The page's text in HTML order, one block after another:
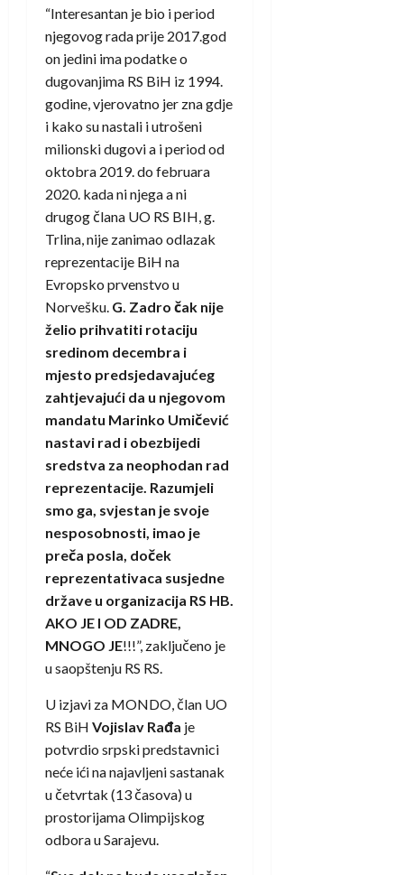
“Interesantan je bio i period
njegovog rada prije 2017.god
on jedini ima podatke o
dugovanjima RS BiH iz 1994.
godine, vjerovatno jer zna gdje
i kako su nastali i utrošeni
milionski dugovi a i period od
oktobra 2019. do februara
2020. kada ni njega a ni
drugog člana UO RS BIH, g.
Trlina, nije zanimao odlazak
reprezentacije BiH na
Evropsko prvenstvo u
Norvešku. G. Zadro čak nije
želio prihvatiti rotaciju
sredinom decembra i
mjesto predsjedavajućeg
zahtjevajući da u njegovom
mandatu Marinko Umičević
nastavi rad i obezbijedi
sredstva za neophodan rad
reprezentacije. Razumjeli
smo ga, svjestan je svoje
nesposobnosti, imao je
preča posla, doček
reprezentativaca susjedne
države u organizacija RS HB.
AKO JE I OD ZADRE,
MNOGO JE!!!”, zaključeno je
u saopštenju RS RS.
U izjavi za MONDO, član UO
RS BiH Vojislav Rađa je
potvrdio srpski predstavnici
neće ići na najavljeni sastanak
u četvrtak (13 časova) u
prostorijama Olimpijskog
odbora u Sarajevu.